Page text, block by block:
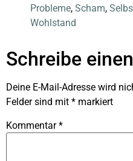
Probleme, Scham,
Wohlstand
Schreibe
Deine E-Mail-Adresse wird
Felder sind mit * markiert
Kommentar*